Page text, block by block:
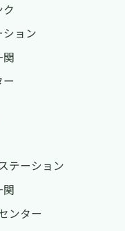
ョン
関
テーション
関
ンター